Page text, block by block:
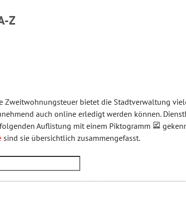
Z
Zweitwohnungsteuer bietet die Stadtverwaltung
auch online erledigt werden können.
Auflistung mit einem Piktogramm
sind sie übersichtlich zusammengefasst.